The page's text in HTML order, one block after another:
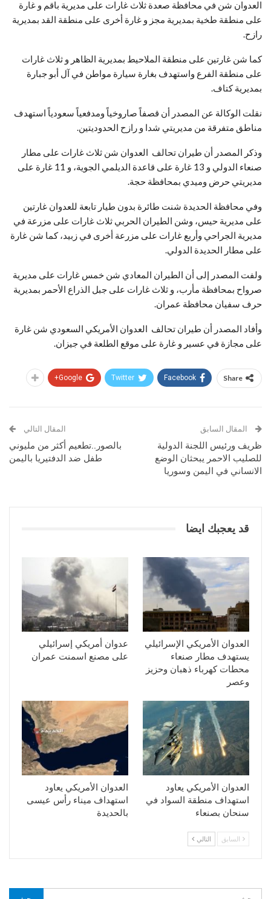
العدوان شن في محافظة صعدة ثلاث غارات على مديرية باقم و غارة
على منطقة طخية بمديرية مجز و غارة أخرى على منطقة القد بمديرية
رازح.
كما شن غارتين على منطقة الملاحيط بمديرية الظاهر و ثلاث غارات
على منطقة الفرع واستهدف بغارة سيارة مواطن في آل أبو جبارة
بمديرية كتاف.
نقلت الوكالة عن المصدر أن قصفاً صاروخياً ومدفعياً سعودياً استهدف
مناطق متفرقة من مديريتي شدا و رازح الحدوديتين.
وذكر المصدر أن طيران تحالف العدوان شن ثلاث غارات على مطار
صنعاء الدولي و 13 غارة على قاعدة الديلمي الجوية، و 11 غارة على
مديريتي حرض وميدي بمحافظة حجة.
وفي محافظة الحديدة شنت طائرة بدون طيار تابعة للعدوان غارتين
على مديرية حيس، وشن الطيران الحربي ثلاث غارات على مزرعة في
مديرية الجراحي وأربع غارات على مزرعة أخرى في زبيد، كما شن غارة
على مطار الحديدة الدولي.
ولفت المصدر إلى أن الطيران المعادي شن خمس غارات على مديرية
صرواح بمحافظة مأرب، و ثلاث غارات على جبل الذراع الأحمر بمديرية
حرف سفيان محافظة عمران.
وأفاد المصدر أن طيران تحالف العدوان الأمريكي السعودي شن غارة
على مجازة في عسير و غارة على موقع الطلعة في جيزان.
Share
Facebook
Twitter
Google+
المقال السابق
ظريف ورئيس اللجنة الدولية
للصليب الاحمر يبحثان الوضع
الانساني في اليمن وسوريا
المقال التالي
بالصور..تطعيم أكثر من مليوني
طفل ضد الدفتيريا باليمن
قد يعجبك ايضا
العدوان الأمريكي الإسرائيلي
يستهدف مطار صنعاء
محطات كهرباء ذهبان وحزيز
وعصر
عدوان أمريكي إسرائيلي
على مصنع اسمنت عمران
العدوان الأمريكي يعاود
استهداف منطقة السواد في
سنحان بصنعاء
العدوان الأمريكي يعاود
استهداف ميناء رأس عيسى
بالحديدة
السابق التالي